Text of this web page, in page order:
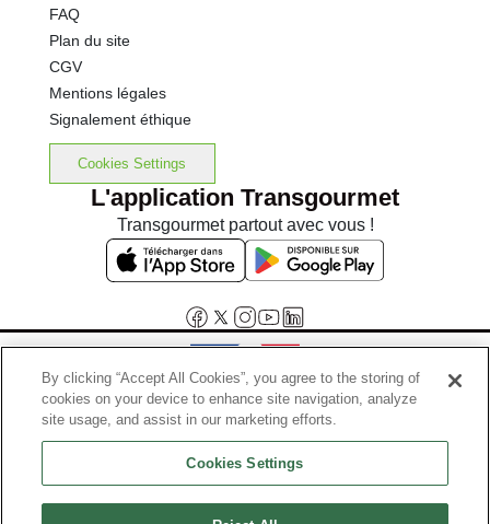
FAQ
Plan du site
CGV
Mentions légales
Signalement éthique
Cookies Settings
L'application Transgourmet
Transgourmet partout avec vous !
Interdiction de vente de boissons alcooliques aux mineurs de
moins de 18 ans
La preuve de majorité de l'acheteur est exigée au moment de la vente
Code de la santé publique, Aar.l.3342-1 et l.3353-3
By clicking “Accept All Cookies”, you agree to the storing of
cookies on your device to enhance site navigation, analyze
site usage, and assist in our marketing efforts.
Cookies Settings